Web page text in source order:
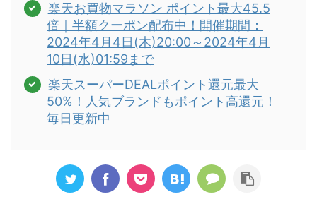
楽天お買物マラソン ポイント最大45.5
倍｜半額クーポン配布中！開催期間：
2024年4月4日(木)20:00～2024年4月
10日(水)01:59まで
楽天スーパーDEALポイント還元最大
50%！人気ブランドもポイント高還元！
毎日更新中